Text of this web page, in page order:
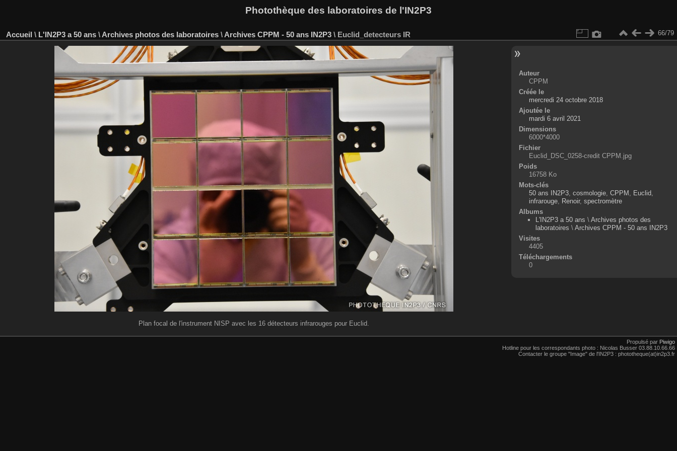
Photothèque des laboratoires de l'IN2P3
Accueil \ L'IN2P3 a 50 ans \ Archives photos des laboratoires \ Archives CPPM - 50 ans IN2P3 \ Euclid_detecteurs IR 66/79
Plan focal de l'instrument NISP avec les 16 détecteurs infrarouges pour Euclid.
Auteur
CPPM
Créée le
mercredi 24 octobre 2018
Ajoutée le
mardi 6 avril 2021
Dimensions
6000*4000
Fichier
Euclid_DSC_0258-credit CPPM.jpg
Poids
16758 Ko
Mots-clés
50 ans IN2P3, cosmologie, CPPM Euclid
infrarouge, Renoir, spectromètre
Albums
L'IN2P3 a 50 ans \ Archives photos des
laboratoires \ Archives CPPM - 50 ans IN2P3
Visites
4405
Téléchargements
0
Propulsé par Piwigo
Hotline pour les correspondants photo : Nicolas Busser 03.88.10.66.66
Contacter le groupe "Image" de l'IN2P3 : phototheque(at)in2p3.fr